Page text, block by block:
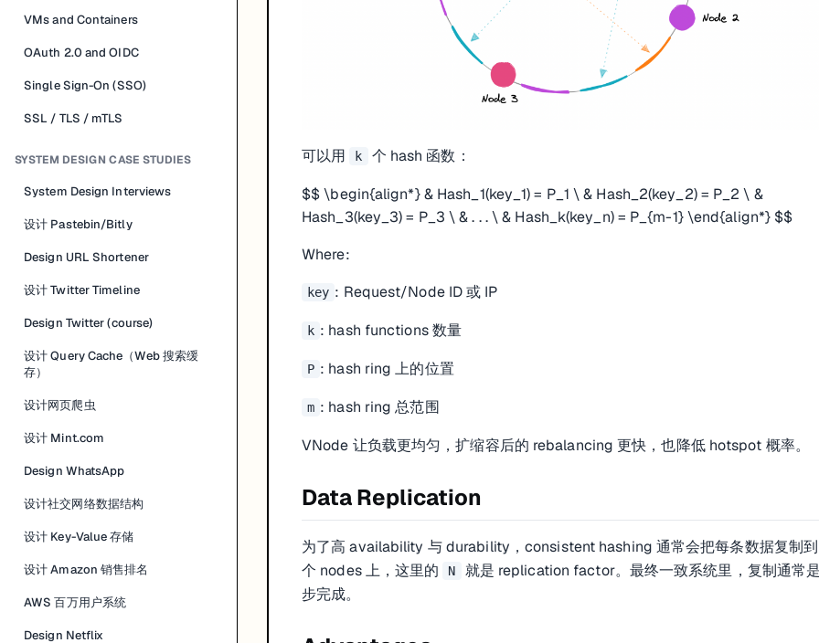
VMs and Containers
OAuth 2.0 and OIDC
Single Sign-On (SSO)
SSL / TLS / mTLS
SYSTEM DESIGN CASE STUDIES
System Design Interviews
设计 Pastebin/Bitly
Design URL Shortener
设计 Twitter Timeline
Design Twitter (course)
设计 Query Cache（Web 搜索缓
存）
设计网页爬虫
设计 Mint.com
Design WhatsApp
设计社交网络数据结构
设计 Key-Value 存储
设计 Amazon 销售排名
AWS 百万用户系统
Design Netflix
可以用 k
个 hash 函数：
$$ \begin{align*} & Hash_1(key_1) = P_1 \ & Hash_2(key_2) = P_2 \ &
Hash_3(key_3) = P_3 \ & . . . \ & Hash_k(key_n) = P_{m-1} \end{align*} $$
Where:
key : Request/Node ID 或 IP
k : hash functions 数量
P : hash ring 上的位置
m : hash ring 总范围
VNode 让负载更均匀，扩缩容后的 rebalancing 更快，也降低 hotspot 概率。
Data Replication
为了高 availability 与 durability，consistent hashing 通常会把每条数据复制
个 nodes 上，这里的
N
就是 replication factor。最终一致系统里，复制通常
步完成。